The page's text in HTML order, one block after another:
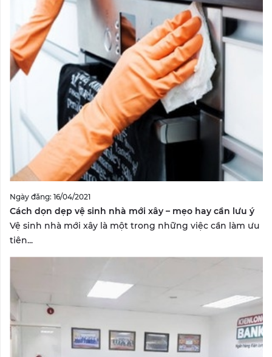
Ngày đăng: 16/04/2021
Cách dọn dẹp vệ sinh nhà mới xây – mẹo hay cần lưu ý
Vệ sinh nhà mới xây là một trong những việc cần làm ưu
tiên...